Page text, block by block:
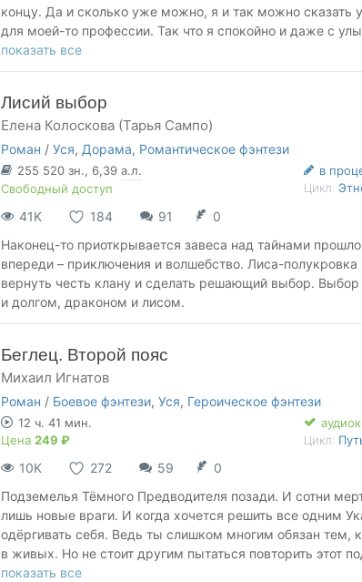
концу. Да и сколько уже можно, я и так можно сказать
для моей-то профессии. Так что я спокойно и даже с
смерть, с ней мы прошли через всю жизнь, куда уж без
Третья часть тут:
показать все
Лисий выбор
Елена Колоскова (Тарья Сампо)
Роман / Уся, Дорама, Романтическое фэнтези
255 520 зн., 6,39 а.л.
Свободный доступ
в
Цикл:
41K 184 91
0
Наконец-то приоткрывается завеса над тайнами
впереди – приключения и волшебство. Лиса-полукровка
вернуть честь клану и сделать решающий выбор.
и долгом, драконом и лисом.
Беглец. Второй пояс
Михаил Игнатов
Роман / Боевое фэнтези, Уся, Героическое фэнтези
12 ч. 41 мин.
Цена 249 ₽
Цикл:
10K 272 59
0
Подземелья Тёмного Предводителя позади. И сотни
лишь новые враги. И когда хочется решить все одним
одёргивать себя. Ведь ты слишком многим обязан тем,
в живых. Но не стоит другим пытаться повторить этот
назвать тебя предателем.
показать все